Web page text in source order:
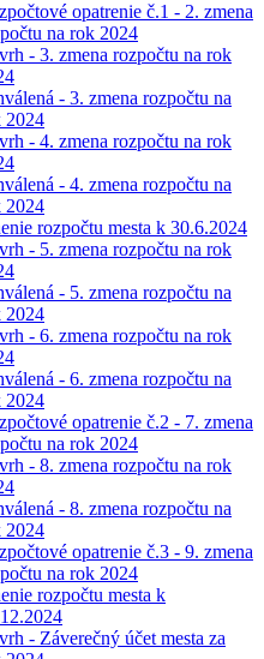
opatrenie č.1 - 2. zmena
na rok 2024
- 3. zmena rozpočtu na rok
- 3. zmena rozpočtu na
2024
- 4. zmena rozpočtu na rok
- 4. zmena rozpočtu na
2024
rozpočtu mesta k 30.6.2024
- 5. zmena rozpočtu na rok
- 5. zmena rozpočtu na
2024
- 6. zmena rozpočtu na rok
- 6. zmena rozpočtu na
2024
opatrenie č.2 - 7. zmena
na rok 2024
- 8. zmena rozpočtu na rok
- 8. zmena rozpočtu na
2024
opatrenie č.3 - 9. zmena
na rok 2024
rozpočtu mesta k
- Záverečný účet mesta za